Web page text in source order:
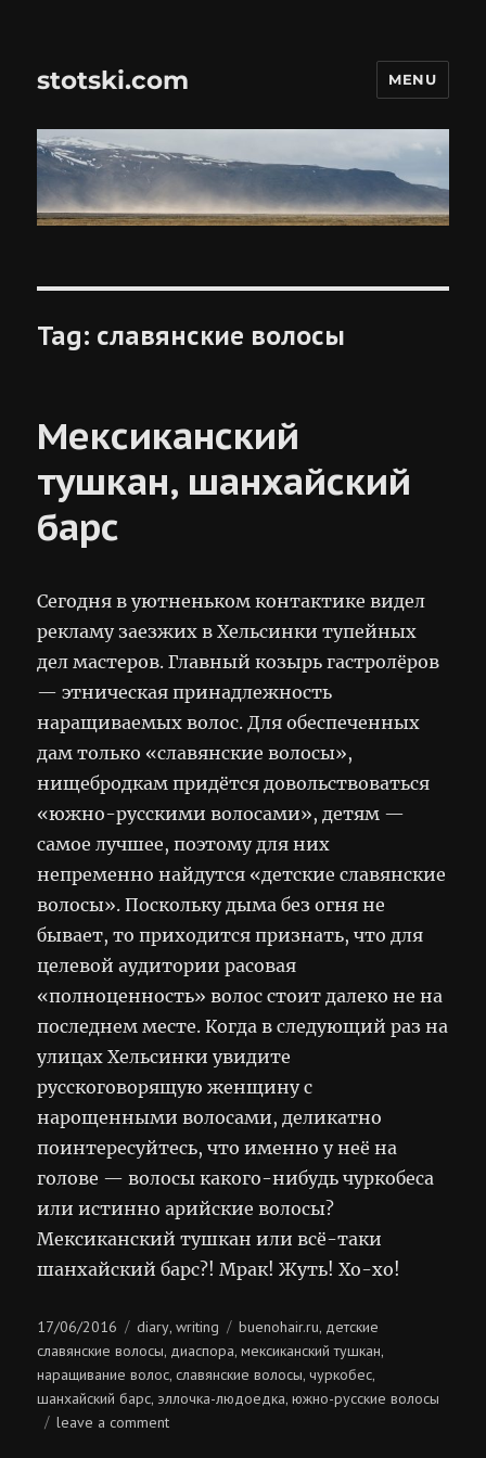
stotski.com MENU
Tag: славянские волосы
Мексиканский
тушкан, шанхайский
барс
Сегодня в уютненьком контактике видел
рекламу заезжих в Хельсинки тупейных
дел мастеров. Главный козырь гастролёров
— этническая принадлежность
наращиваемых волос. Для обеспеченных
дам только «славянские волосы»,
нищебродкам придётся довольствоваться
«южно-русскими волосами», детям —
самое лучшее, поэтому для них
непременно найдутся «детские славянские
волосы». Поскольку дыма без огня не
бывает, то приходится признать, что для
целевой аудитории расовая
«полноценность» волос стоит далеко не на
последнем месте. Когда в следующий раз на
улицах Хельсинки увидите
русскоговорящую женщину с
нарощенными волосами, деликатно
поинтересуйтесь, что именно у неё на
голове — волосы какого-нибудь чуркобеса
или истинно арийские волосы?
Мексиканский тушкан или всё-таки
шанхайский барс?! Мрак! Жуть! Хо-хо!
Posted
on
17/06/2016 Categories
diary,writing Tags
buenohair.ru, детские
славянские волосы, диаспора,мексиканский тушкан,
наращивание волос,славянские волосы,чуркобес,
шанхайский барс, эллочка-людоедка,южно-русские волосы
leave a commenton